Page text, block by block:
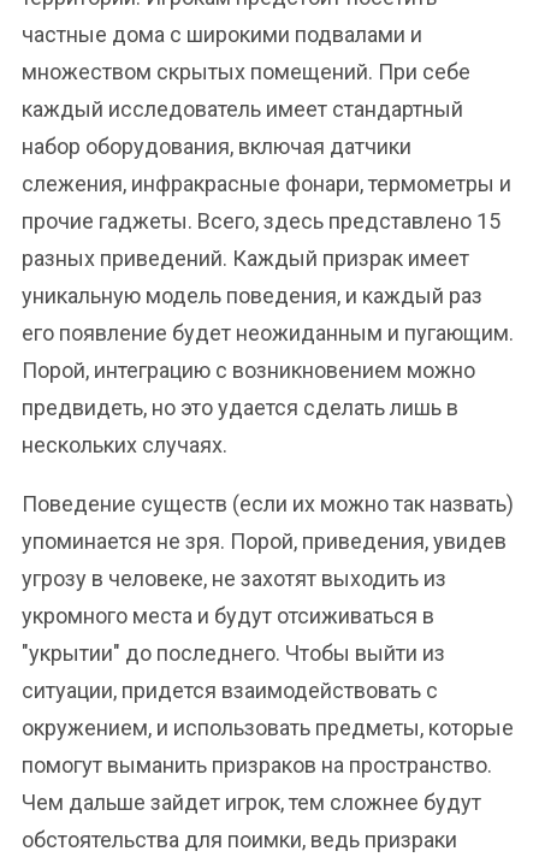
частные дома с широкими подвалами и
множеством скрытых помещений. При себе
каждый исследователь имеет стандартный
набор оборудования, включая датчики
слежения, инфракрасные фонари, термометры и
прочие гаджеты. Всего, здесь представлено 15
разных приведений. Каждый призрак имеет
уникальную модель поведения, и каждый раз
его появление будет неожиданным и пугающим.
Порой, интеграцию с возникновением можно
предвидеть, но это удается сделать лишь в
нескольких случаях.
Поведение существ (если их можно так назвать)
упоминается не зря. Порой, приведения, увидев
угрозу в человеке, не захотят выходить из
укромного места и будут отсиживаться в
"укрытии" до последнего. Чтобы выйти из
ситуации, придется взаимодействовать с
окружением, и использовать предметы, которые
помогут выманить призраков на пространство.
Чем дальше зайдет игрок, тем сложнее будут
обстоятельства для поимки, ведь призраки